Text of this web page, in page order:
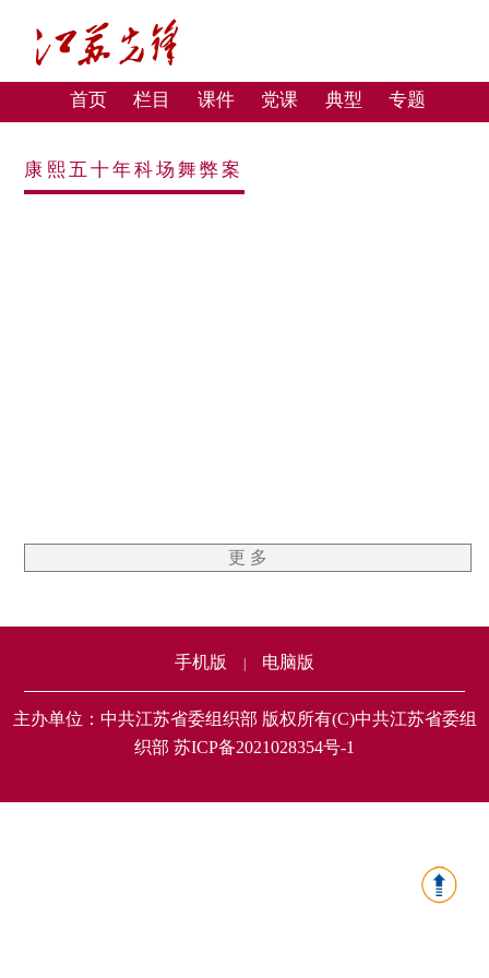
首页 栏目 课件 党课 典型 专题
康熙五十年科场舞弊案
更 多
手机版 电脑版
主办单位：中共江苏省委组织部 版权所有(C)中共江苏省委组
织部 苏ICP备2021028354号-1